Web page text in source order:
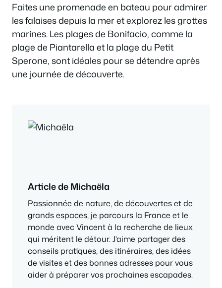
Faites une promenade en bateau pour admirer
les falaises depuis la mer et explorez les grottes
marines. Les plages de Bonifacio, comme la
plage de Piantarella et la plage du Petit
Sperone, sont idéales pour se détendre après
une journée de découverte.
Article de Michaëla
Passionnée de nature, de découvertes et de
grands espaces, je parcours la France et le
monde avec Vincent à la recherche de lieux
qui méritent le détour. J'aime partager des
conseils pratiques, des itinéraires, des idées
de visites et des bonnes adresses pour vous
aider à préparer vos prochaines escapades.